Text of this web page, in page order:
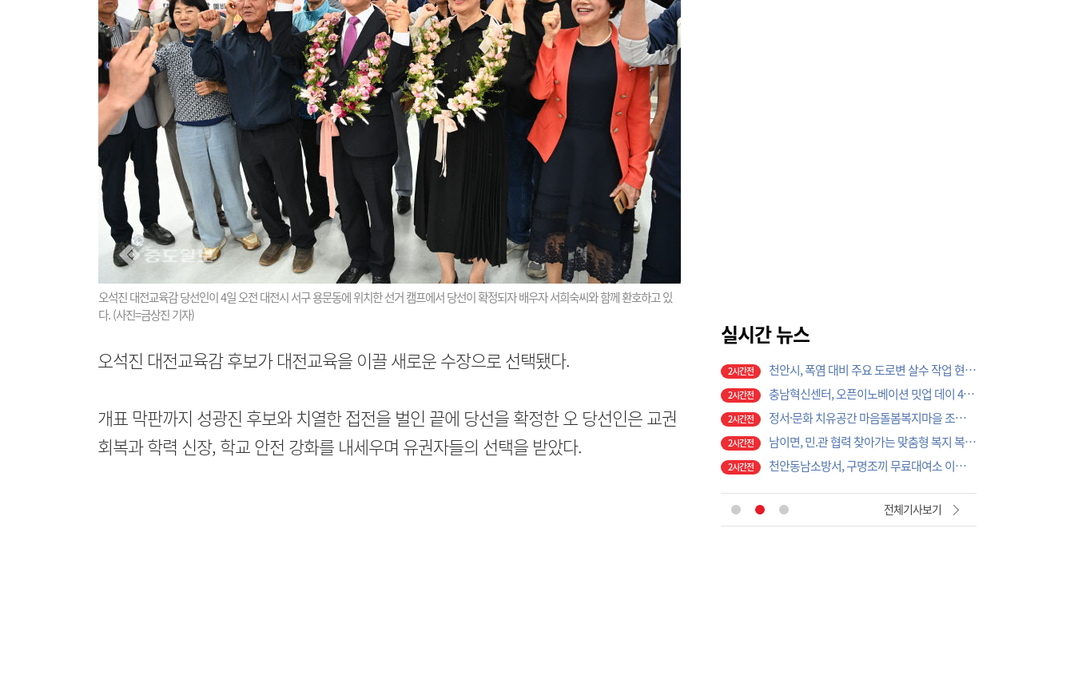
오석진 대전교육감 당선인이 4일 오전 대전시 서구 용문동에 위치한 선거 캠프에서 당선이 확정되자 배우자 서희숙씨와 함께 환호하고 있
다. (사진=금상진 기자)
오석진 대전교육감 후보가 대전교육을 이끌 새로운 수장으로 선택됐다.
개표 막판까지 성광진 후보와 치열한 접전을 벌인 끝에 당선을 확정한 오 당선인은 교권
회복과 학력 신장, 학교 안전 강화를 내세우며 유권자들의 선택을 받았다.
실시간 뉴스
2시간전
2시간전 정서·문화 치유공간 마음돌봄복지마을 조성사업 순항…공정률 40%
2시간전 남이면, 민.관 협력 찾아가는 맞춤형 복지 복지사각 해소 역할 톡톡
2시간전 천안동남소방서, 구명조끼 무료대여소 이용 당부
2시간전 금산군농업기술센터, 왕초보 스마트팜 도전과정 운영
2시간전 금산교육지원청, 가족과 함께 즐기는 '2026 온가족 드론 체험 캠프' 운영
4분전 세종시 다솜동 첫 청약 단지… '우미린 센터파크' 견본주택 오픈
1시간전 "꽃보다 아름다운 봉사의 손길", 생활개선서산시연합회, 서산국화축제 성공 위해 구슬땀
전체기사보기